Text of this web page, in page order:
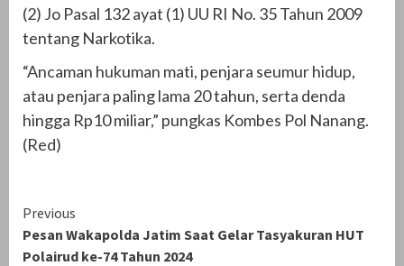
(2) Jo Pasal 132 ayat (1) UU RI No. 35 Tahun 2009
tentang Narkotika.
“Ancaman hukuman mati, penjara seumur hidup,
atau penjara paling lama 20 tahun, serta denda
hingga Rp10 miliar,” pungkas Kombes Pol Nanang.
(Red)
Continue
Reading
Previous
Pesan Wakapolda Jatim Saat Gelar Tasyakuran HUT
Polairud ke-74 Tahun 2024